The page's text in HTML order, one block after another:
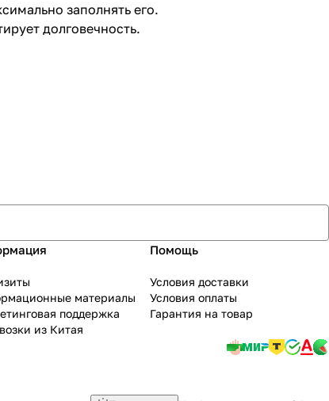
заполнять его.
долговечность.
материалы
поддержка
из Китая
Помощь
Условия доставки
Условия оплаты
Гарантия на товар